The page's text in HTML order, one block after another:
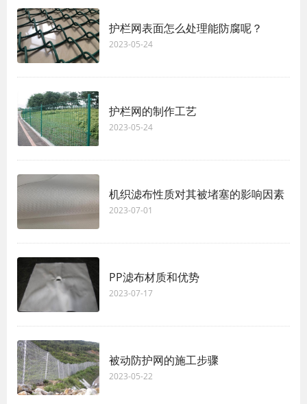
护栏网表面怎么处理能防腐呢？
2023-05-24
护栏网的制作工艺
2023-05-24
机织滤布性质对其被堵塞的影响因素
2023-07-01
PP滤布材质和优势
2023-07-17
被动防护网的施工步骤
2023-05-22